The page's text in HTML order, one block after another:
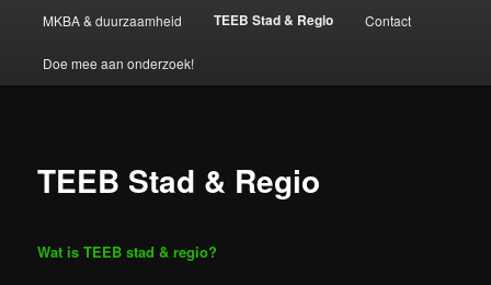
MKBA & duurzaamheid TEEB Stad & Regio Contact
Doe mee aan onderzoek!
TEEB Stad & Regio
Wat is TEEB stad & regio?